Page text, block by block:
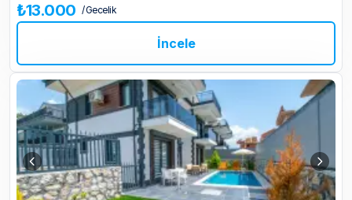
₺13.000 / Gecelik
İncele